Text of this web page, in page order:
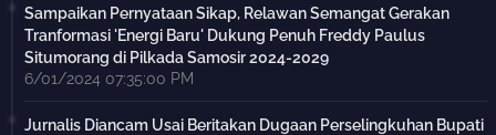
Sampaikan Pernyataan Sikap, Relawan Semangat Gerakan
Tranformasi 'Energi Baru' Dukung Penuh Freddy Paulus
Situmorang di Pilkada Samosir 2024-2029
6/01/2024 07:35:00 PM
Jurnalis Diancam Usai Beritakan Dugaan Perselingkuhan Bupati